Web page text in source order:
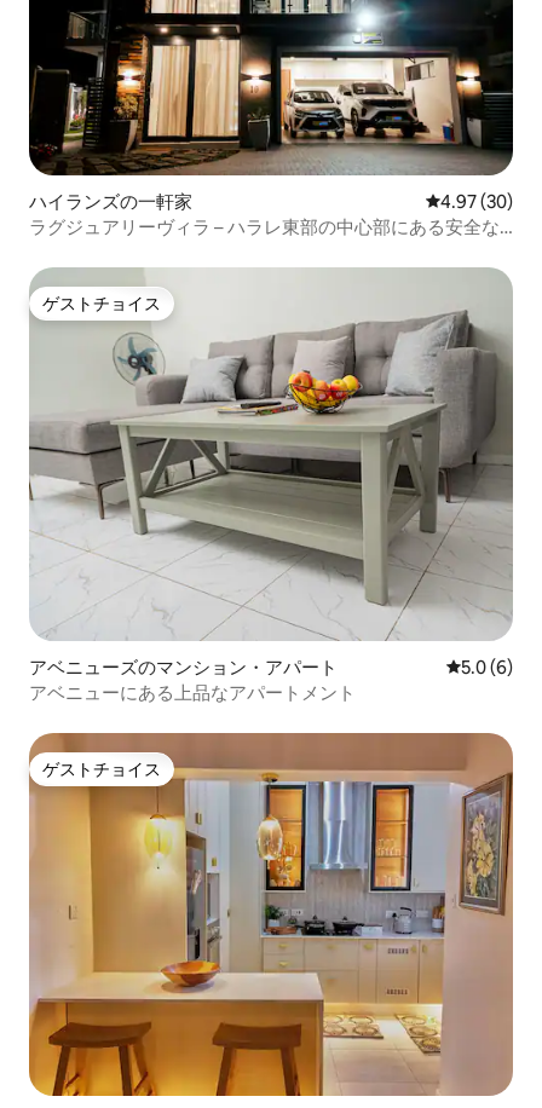
ハイランズの一軒家 レビュー30
4.97 (30)
ラグジュアリーヴィラ – ハラレ東部の中心部にある安全な
ゲストチョイス
ゲストチョイス
アベニューズのマンション・アパート レビュー6
5.0 (6)
アベニューにある上品なアパートメント
ゲストチョイス
ゲストチョイス